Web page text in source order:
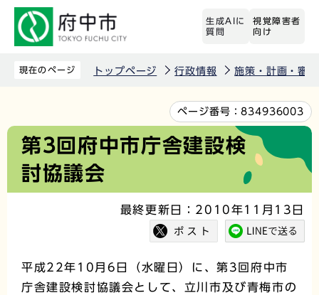
先
生成AIに
質問
視覚障害者
向け
現在のページ トップページ 行政情報 施策・計画・審
文
か
ページ番号：834936003
第3回府中市庁舎建設検
討協議会
最終更新日：2010年11月13日
平成22年10月6日（水曜日）に、第3回府中市
庁舎建設検討協議会として、立川市及び青梅市の